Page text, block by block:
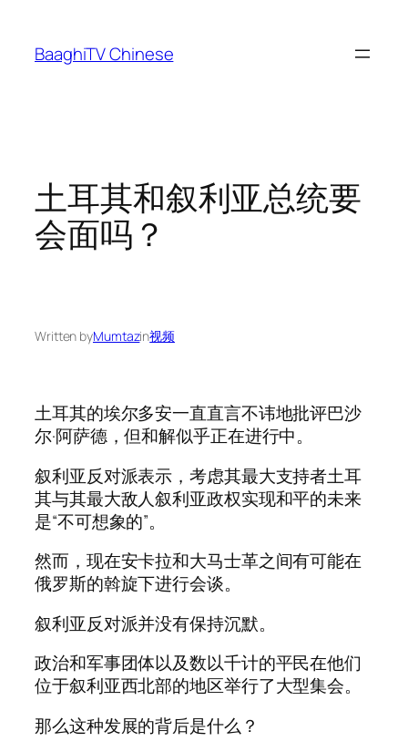
content
BaaghiTV Chinese
土耳其和叙利亚总统要
会面吗？
Written byMumtazin视频
土耳其的埃尔多安一直直言不讳地批评巴沙
尔·阿萨德，但和解似乎正在进行中。
叙利亚反对派表示，考虑其最大支持者土耳
其与其最大敌人叙利亚政权实现和平的未来
是“不可想象的”。
然而，现在安卡拉和大马士革之间有可能在
俄罗斯的斡旋下进行会谈。
叙利亚反对派并没有保持沉默。
政治和军事团体以及数以千计的平民在他们
位于叙利亚西北部的地区举行了大型集会。
那么这种发展的背后是什么？